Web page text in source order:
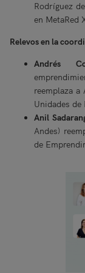
Rodríguez
en MetaRed
Relevos en la
Andrés
reemplaza a
Unidades de
Anil
Andes)
de